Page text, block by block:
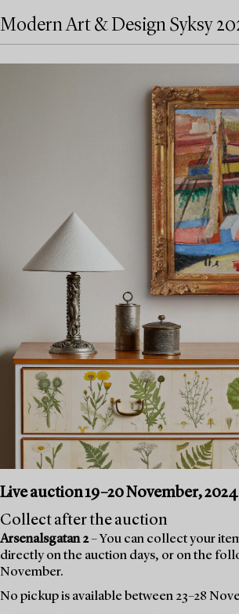
Modern Art & Design Syksy
Live auction 19–20 November, 2024
Collect after the auction
Arsenalsgatan 2– You can collect your
directly on the auction days, or on the
November.
No pickup is available between 23–28